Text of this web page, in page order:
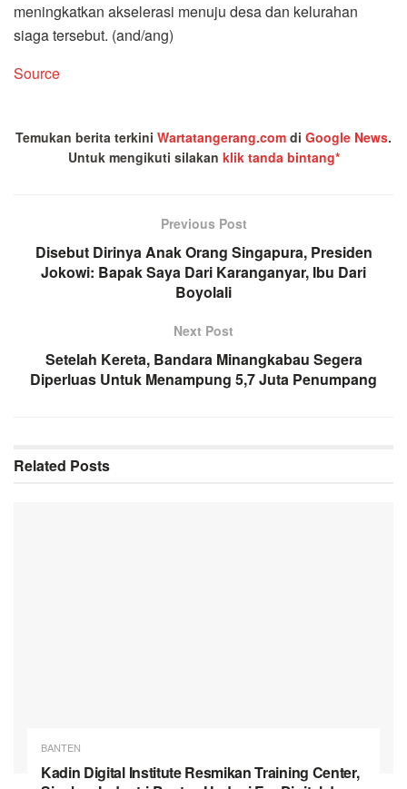
meningkatkan akselerasi menuju desa dan kelurahan
siaga tersebut. (and/ang)
Source
Temukan berita terkini Wartatangerang.com di Google News.
Untuk mengikuti silakan klik tanda bintang*
Previous Post
Disebut Dirinya Anak Orang Singapura, Presiden
Jokowi: Bapak Saya Dari Karanganyar, Ibu Dari
Boyolali
Next Post
Setelah Kereta, Bandara Minangkabau Segera
Diperluas Untuk Menampung 5,7 Juta Penumpang
Related Posts
BANTEN
Kadin Digital Institute Resmikan Training Center,